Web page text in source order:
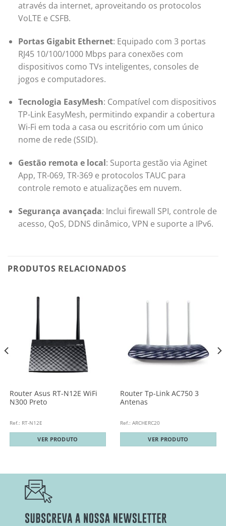
através da internet, aproveitando os protocolos
VoLTE e CSFB.
Portas Gigabit Ethernet: Equipado com 3 portas
RJ45 10/100/1000 Mbps para conexões com
dispositivos como TVs inteligentes, consoles de
jogos e computadores.
Tecnologia EasyMesh: Compatível com dispositivos
TP-Link EasyMesh, permitindo expandir a cobertura
Wi-Fi em toda a casa ou escritório com um único
nome de rede (SSID).
Gestão remota e local: Suporta gestão via Aginet
App, TR-069, TR-369 e protocolos TAUC para
controle remoto e atualizações em nuvem.
Segurança avançada: Inclui firewall SPI, controle de
acesso, QoS, DDNS dinâmico, VPN e suporte a IPv6.
PRODUTOS RELACIONADOS
Router Asus RT-N12E WiFi
N300 Preto
Ref.: RT-N12E
VER PRODUTO
Router Tp-Link AC750 3
Antenas
Ref.: ARCHERC20
VER PRODUTO